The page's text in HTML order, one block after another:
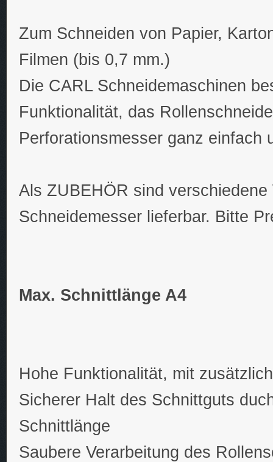
Zum Schneiden von Papier,
Filmen (bis 0,7 mm.)
Die CARL Schneidemaschinen
Funktionalität, das
Perforationsmesser ganz einfach
Als ZUBEHÖR sind
Schneidemesser lieferbar. Bitte
Max. Schnittlänge A4
Hohe Funktionalität, mit
Sicherer Halt des Schnittguts
Schnittlänge
Saubere Verarbeitung des